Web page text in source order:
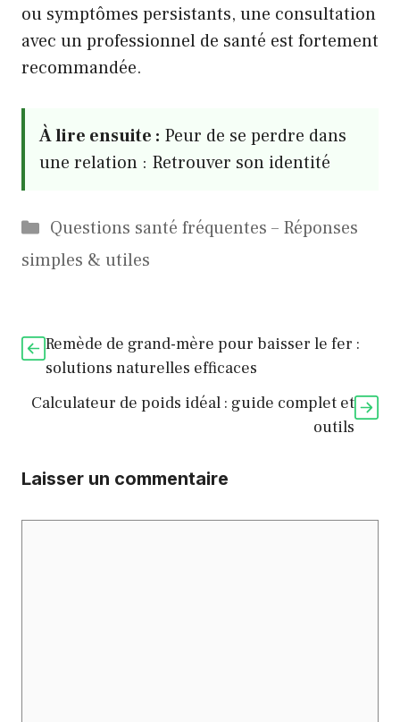
ou symptômes persistants, une consultation
avec un professionnel de santé est fortement
recommandée.
À lire ensuite : Peur de se perdre dans
une relation : Retrouver son identité
Catégories
Questions santé fréquentes – Réponses
simples & utiles
Remède de grand-mère pour baisser le fer :
solutions naturelles efficaces
Calculateur de poids idéal : guide complet et
outils
Laisser un commentaire